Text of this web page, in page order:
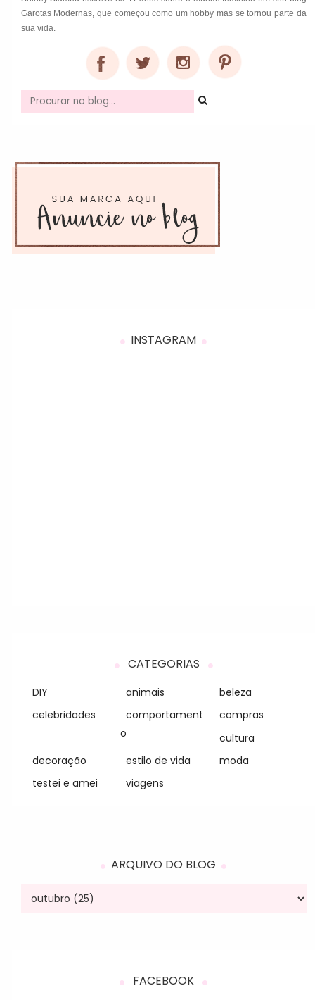
Garotas Modernas, que começou como um hobby mas se tornou parte da
sua vida.
INSTAGRAM
CATEGORIAS
DIY animais
beleza
celebridades
comportament
o
compras
cultura
decoração
estilo de vida
moda
testei e amei
viagens
ARQUIVO DO BLOG
FACEBOOK